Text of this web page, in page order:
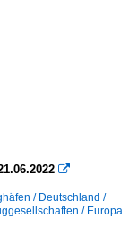

/ Deutschland /
/ Europa